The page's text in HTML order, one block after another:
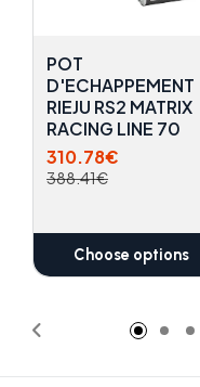
POT
D'ECHAPPEMENT
RIEJU RS2 MATRIX
RACING LINE 70
310.78€
388.41€
Choose options